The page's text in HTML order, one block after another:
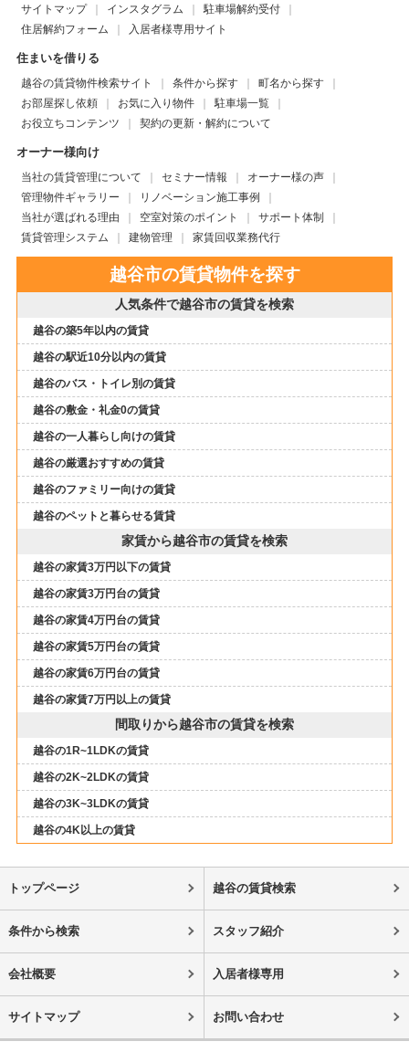
サイトマップ
インスタグラム
駐車場解約受付
住居解約フォーム
入居者様専用サイト
住まいを借りる
越谷の賃貸物件検索サイト 条件から探す
町名から探す
お部屋探し依頼
お気に入り物件
駐車場一覧
お役立ちコンテンツ
契約の更新・解約について
オーナー様向け
当社の賃貸管理について セミナー情報
オーナー様の声
管理物件ギャラリー
リノベーション施工事例
当社が選ばれる理由
空室対策のポイント
サポート体制
賃貸管理システム
建物管理 家賃回収業務代行
越谷市の賃貸物件を探す
人気条件で越谷市の賃貸を検索
越谷の築5年以内の賃貸
越谷の駅近10分以内の賃貸
越谷のバス・トイレ別の賃貸
越谷の敷金・礼金0の賃貸
越谷の一人暮らし向けの賃貸
越谷の厳選おすすめの賃貸
越谷のファミリー向けの賃貸
越谷のペットと暮らせる賃貸
家賃から越谷市の賃貸を検索
越谷の家賃3万円以下の賃貸
越谷の家賃3万円台の賃貸
越谷の家賃4万円台の賃貸
越谷の家賃5万円台の賃貸
越谷の家賃6万円台の賃貸
越谷の家賃7万円以上の賃貸
間取りから越谷市の賃貸を検索
越谷の1R~1LDKの賃貸
越谷の2K~2LDKの賃貸
越谷の3K~3LDKの賃貸
越谷の4K以上の賃貸
トップページ 越谷の賃貸検索
条件から検索 スタッフ紹介
会社概要 入居者様専用
サイトマップ お問い合わせ